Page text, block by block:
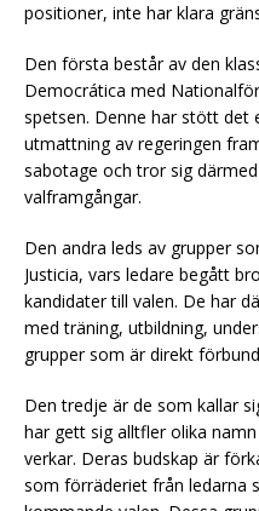
positioner, inte har klara
Den första består av den
Democrática med
spetsen. Denne har stött det
utmattning av regeringen
sabotage och tror sig
valframgångar.
Den andra leds av grupper
Justicia, vars ledare begått
kandidater till valen. De har
med träning, utbildning,
grupper som är direkt
Den tredje är de som kallar
har gett sig alltfler olika
verkar. Deras budskap är
som förräderiet från ledarna